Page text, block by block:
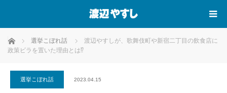
ホーム 選挙こぼれ話
渡辺やすしが、歌舞伎町や新宿二丁目の飲食店に
政策ビラを置いた理由とは⁉
選挙こぼれ話 2023.04.15